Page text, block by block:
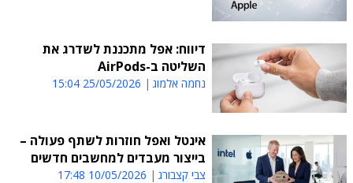
דיווח: אפל מתכננת לשדרג את
השליטה ב-AirPods
נחמה אלמוג 25/05/2026 15:04
אינטל ואפל חוזרות לשתף פעולה –
בייצור מעבדים למחשבים חדשים
צבי קצבורג 10/05/2026 17:48